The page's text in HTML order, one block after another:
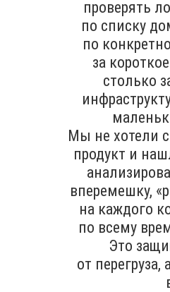
проверять
по списку
по
за
столько
Мы не хотели
продукт и
вперемешку,
на каждого
по всему
Это
от перегруза,